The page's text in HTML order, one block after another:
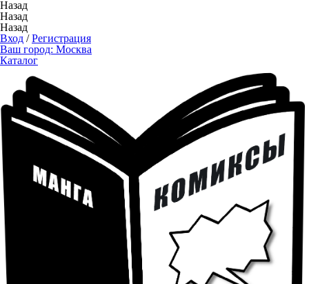
Назад
Назад
Назад
Вход /Регистрация
Ваш город: Москва
Каталог